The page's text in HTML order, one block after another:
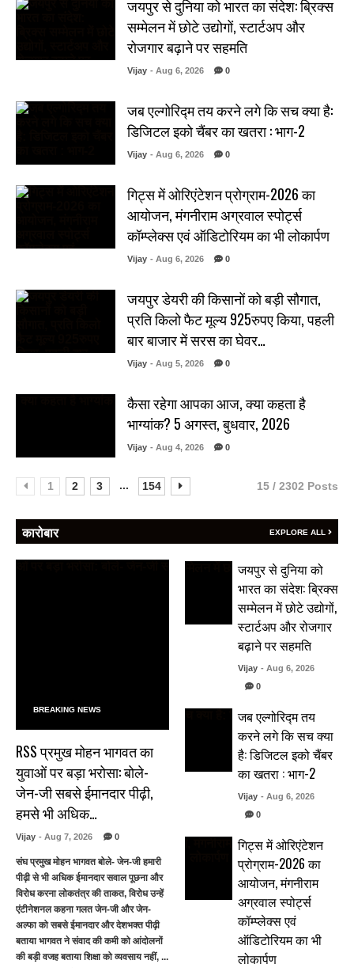
जयपुर से दुनिया को भारत का संदेश: ब्रिक्स
सम्मेलन में छोटे उद्योगों, स्टार्टअप और
रोजगार बढ़ाने पर सहमति
Vijay - Aug 6, 2026 0
जब एल्गोरिद्म तय करने लगे कि सच क्या है:
डिजिटल इको चैंबर का खतरा : भाग-2
Vijay - Aug 6, 2026 0
गिट्स में ओरिएंटेशन प्रोग्राम-2026 का
आयोजन, मंगनीराम अग्रवाल स्पोर्ट्स
कॉम्प्लेक्स एवं ऑडिटोरियम का भी लोकार्पण
Vijay - Aug 6, 2026 0
जयपुर डेयरी की किसानों को बड़ी सौगात,
प्रति किलो फैट मूल्य 925रुपए किया, पहली
बार बाजार में सरस का घेवर…
Vijay - Aug 5, 2026 0
कैसा रहेगा आपका आज, क्या कहता है
भाग्यांक? 5 अगस्त, बुधवार, 2026
Vijay - Aug 4, 2026 0
1 2 3 ... 154 15 / 2302 Posts
कारोबार EXPLORE ALL
BREAKING NEWS
RSS प्रमुख मोहन भागवत का
युवाओं पर बड़ा भरोसा: बोले-
जेन-जी सबसे ईमानदार पीढ़ी,
हमसे भी अधिक…
Vijay - Aug 7, 2026 0
संघ प्रमुख मोहन भागवत बोले- जेन-जी हमारी
पीढ़ी से भी अधिक ईमानदार सवाल पूछना और
विरोध करना लोकतंत्र की ताकत, विरोध उन्हें
एंटीनेशनल कहना गलत जेन-जी और जेन-
अल्फा को सबसे ईमानदार और देशभक्त पीढ़ी
बताया भागवत ने संवाद की कमी को आंदोलनों
की बड़ी वजह बताया शिक्षा को व्यवसाय नहीं, ...
जयपुर से दुनिया को
भारत का संदेश: ब्रिक्स
सम्मेलन में छोटे उद्योगों,
स्टार्टअप और रोजगार
बढ़ाने पर सहमति
Vijay - Aug 6, 2026
0
जब एल्गोरिद्म तय
करने लगे कि सच क्या
है: डिजिटल इको चैंबर
का खतरा : भाग-2
Vijay - Aug 6, 2026
0
गिट्स में ओरिएंटेशन
प्रोग्राम-2026 का
आयोजन, मंगनीराम
अग्रवाल स्पोर्ट्स
कॉम्प्लेक्स एवं
ऑडिटोरियम का भी
लोकार्पण